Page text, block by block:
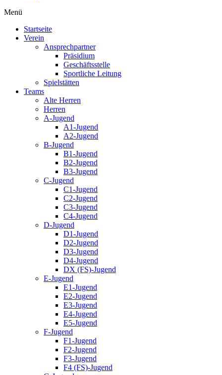
Menü
Startseite
Verein
Ansprechpartner
Präsidium
Geschäftsstelle
Sportliche Leitung
Spielstätten
Teams
Alte Herren
Herren
A-Jugend
A1-Jugend
A2-Jugend
B-Jugend
B1-Jugend
B2-Jugend
B3-Jugend
C-Jugend
C1-Jugend
C2-Jugend
C3-Jugend
C4-Jugend
D-Jugend
D1-Jugend
D2-Jugend
D3-Jugend
D4-Jugend
DX (FS)-Jugend
E-Jugend
E1-Jugend
E2-Jugend
E3-Jugend
E4-Jugend
E5-Jugend
F-Jugend
F1-Jugend
F2-Jugend
F3-Jugend
F4 (FS)-Jugend